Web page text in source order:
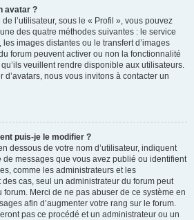
avatar ?
l’utilisateur, sous le « Profil », vous pouvez
des quatre méthodes suivantes : le service
les images distantes ou le transfert d’images
forum peuvent activer ou non la fonctionnalité
veuillent rendre disponible aux utilisateurs.
nous vous invitons à contacter un
puis-je le modifier ?
dessous de votre nom d’utilisateur, indiquent
messages que vous avez publié ou identifient
comme les administrateurs et les
cas, seul un administrateur du forum peut
Merci de ne pas abuser de ce système en
afin d’augmenter votre rang sur le forum.
pas ce procédé et un administrateur ou un